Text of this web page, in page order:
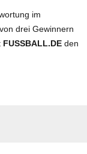
im
drei Gewinnern
FUSSBALL.DE den